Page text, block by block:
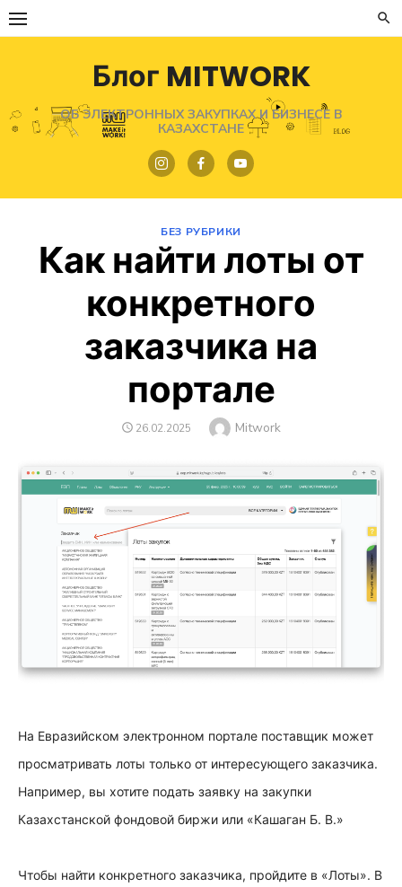
Перейти
к
содержимомуБлог MITWORK
ОБ ЭЛЕКТРОННЫХ ЗАКУПКАХ И БИЗНЕСЕ В
КАЗАХСТАНЕ
БЕЗ РУБРИКИ
Как найти лоты от
конкретного
заказчика на
портале
ОПУБЛИКОВАНО
26.02.2025 Автор
Mitwork
На Евразийском электронном портале поставщик может
просматривать лоты только от интересующего заказчика.
Например, вы хотите подать заявку на закупки
Казахстанской фондовой биржи или «Кашаган Б. В.»
Чтобы найти конкретного заказчика, пройдите в «Лоты». В